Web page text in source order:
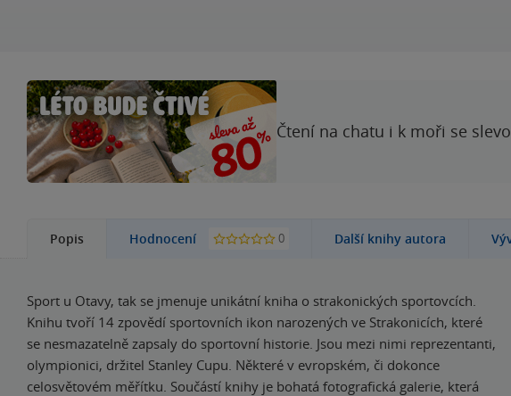
Čtení na chatu i k moři se
Popis Hodnocení 0 Další knihy autora
Sport u Otavy, tak se jmenuje unikátní kniha o strakonických sportovcích.
Knihu tvoří 14 zpovědí sportovních ikon narozených ve Strakonicích, které
se nesmazatelně zapsaly do sportovní historie. Jsou mezi nimi reprezentanti,
olympionici, držitel Stanley Cupu. Některé v evropském, či dokonce
celosvětovém měřítku. Součástí knihy je bohatá fotografická galerie, která